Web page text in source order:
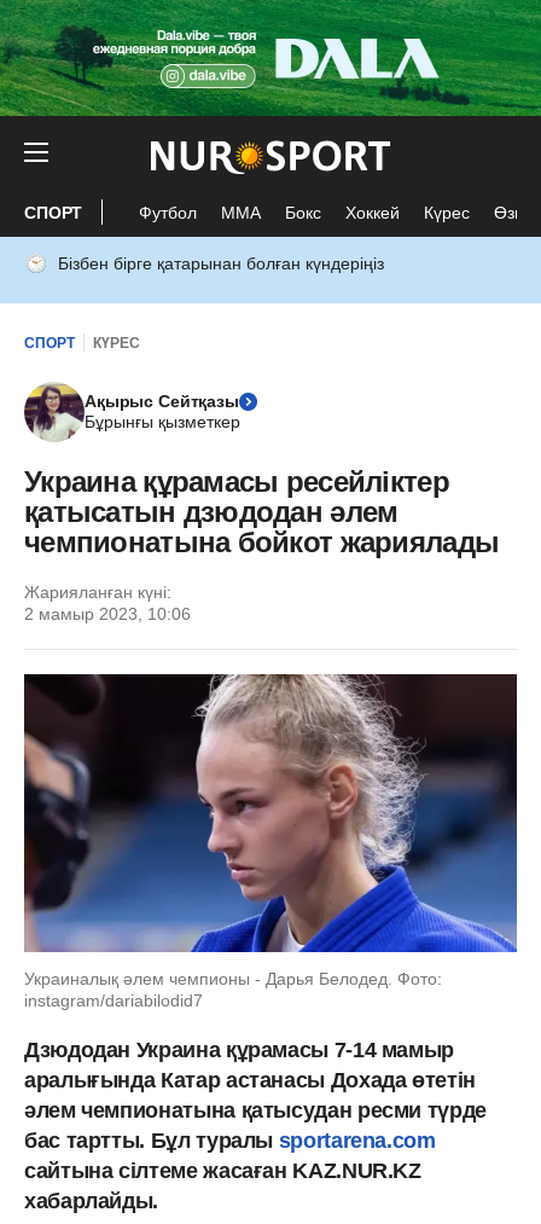
СПОРТ Футбол ММА Бокс Хоккей Күрес Өзге
Бізбен бірге қатарынан болған күндеріңіз
СПОРТ КҮРЕС
Ақырыс Сейтқазы
Бұрынғы қызметкер
Украина құрамасы ресейліктер
қатысатын дзюдодан әлем
чемпионатына бойкот жариялады
Жарияланған күні:
2 мамыр 2023, 10:06
Украиналық әлем чемпионы - Дарья Белодед. Фото:
instagram/dariabilodid7
Дзюдодан Украина құрамасы 7-14 мамыр
аралығында Катар астанасы Дохада өтетін
әлем чемпионатына қатысудан ресми түрде
бас тартты. Бұл туралы sportarena.com
сайтына сілтеме жасаған KAZ.NUR.KZ
хабарлайды.